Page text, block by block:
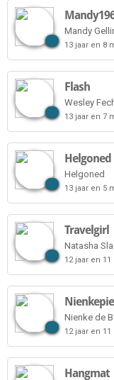
Mandy
13 jaar en 8
Flash
Wesley
13 jaar en 7
Helgoned
Helgoned
13 jaar en 5
Travelgirl
Natasha
12 jaar en
Nienke de
12 jaar en
Hangmat